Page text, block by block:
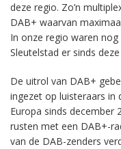
deze regio. Zo’n
DAB+ waarvan
In onze regio waren
Sleutelstad er sinds
De uitrol van DAB+
ingezet op luisteraars in
Europa sinds december
rusten met een DAB+-
van de DAB-zenders